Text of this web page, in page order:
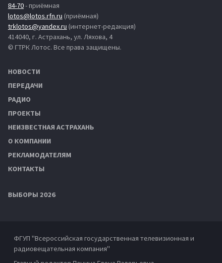
84-70- приёмная
lotos@lotos.rfn.ru (приёмная)
trklotos@yandex.ru (интернет-редакция)
414040, г. Астрахань, ул. Ляхова, 4
© ГТРК Лотос. Все права защищены.
НОВОСТИ
ПЕРЕДАЧИ
РАДИО
ПРОЕКТЫ
НЕИЗВЕСТНАЯ АСТРАХАНЬ
О КОМПАНИИ
РЕКЛАМОДАТЕЛЯМ
КОНТАКТЫ
ВЫБОРЫ 2026
ФГУП "Всероссийская государственная телевизионная и
радиовещательная компания"